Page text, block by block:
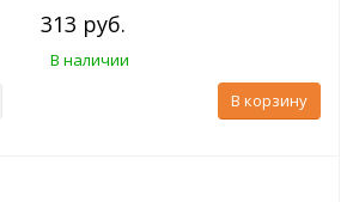
313 руб.
В наличии
В корзину